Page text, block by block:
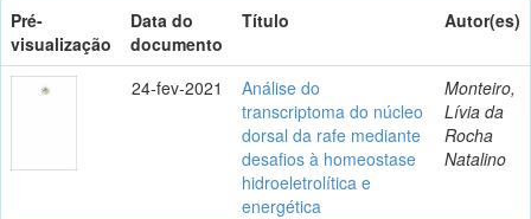
Pré-
visualização
Data do
documento
Título Autor(es)
24-fev-2021
Análise do
transcriptoma do núcleo
dorsal da rafe mediante
desafios à homeostase
hidroeletrolítica e
energética
Monteiro,
Lívia da
Rocha
Natalino